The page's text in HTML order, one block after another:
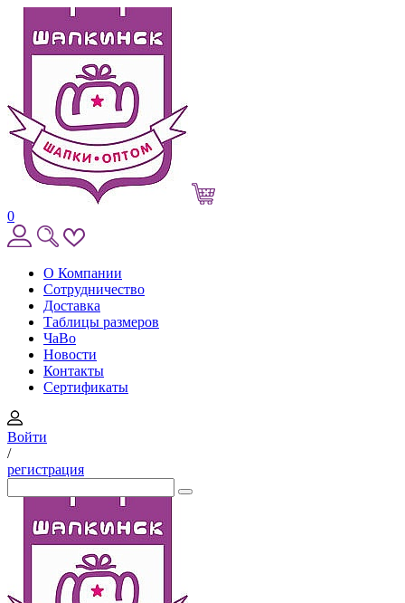
0
О Компании
Сотрудничество
Доставка
Таблицы размеров
ЧаВо
Новости
Контакты
Сертификаты
Войти
/
регистрация